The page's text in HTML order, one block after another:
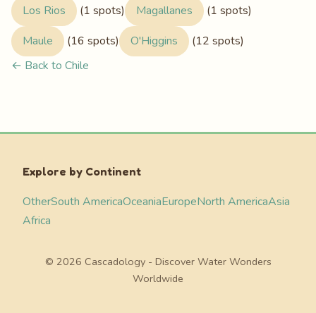
Los Rios
(1 spots) Magallanes
(1 spots)
Maule
(16 spots) O'Higgins
(12 spots)
← Back to Chile
Explore by Continent
OtherSouth AmericaOceaniaEuropeNorth AmericaAsia
Africa
© 2026 Cascadology - Discover Water Wonders
Worldwide